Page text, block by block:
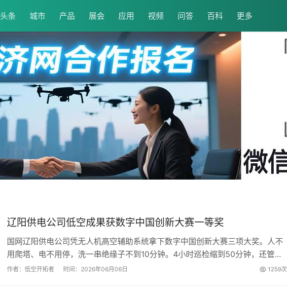
头条 城市 产品 展会 应用 视频 问答 百科 更多
辽阳供电公司低空成果获数字中国创新大赛一等奖
国网辽阳供电公司凭无人机高空辅助系统拿下数字中国创新大赛三项大奖。人不
用爬塔、电不用停，洗一串绝缘子不到10分钟。4小时巡检缩到50分钟，还管治
安、防火，低空经济真落地了。...
作者：低空开拓者 时间：2026年06月06日 1259次